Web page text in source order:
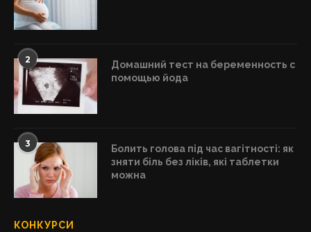
2
Домашний тест на беременность с
помощью йода
3
Болить голова під час вагітності: як
зняти біль без ліків, які таблетки
можна
КОНКУРСИ